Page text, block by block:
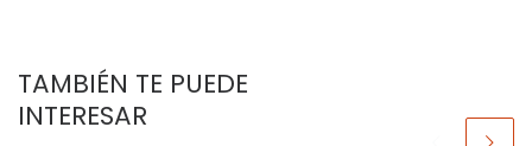
TAMBIÉN TE PUEDE
INTERESAR